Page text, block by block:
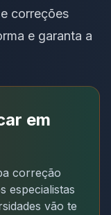
correções
e garanta a
em
correção
especialistas
vão te